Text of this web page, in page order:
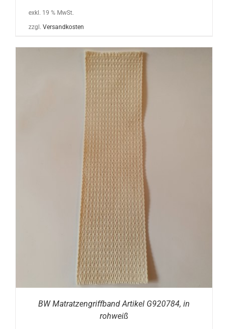
exkl. 19 % MwSt.
zzgl. Versandkosten
BW Matratzengriffband Artikel G920784, in
rohweiß